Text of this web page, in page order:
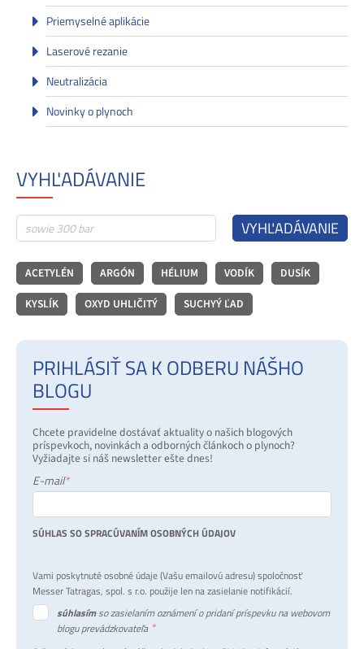
Priemyselné aplikácie
Laserové rezanie
Neutralizácia
Novinky o plynoch
VYHĽADÁVANIE
VYHĽADÁVANIE
ACETYLÉN ARGÓN HÉLIUM VODÍK
DUSÍK
KYSLÍK
OXYD UHLIČITÝ SUCHYÝ ĽAD
PRIHLÁSIŤ SA K ODBERU NÁŠHO
BLOGU
Chcete pravidelne dostávať aktuality o našich blogových
príspevkoch, novinkách a odborných článkoch o plynoch?
Vyžiadajte si náš newsletter ešte dnes!
E-mail*
SÚHLAS SO SPRACÚVANÍM OSOBNÝCH ÚDAJOV
Vami poskytnuté osobné údaje (Vašu emailovú adresu) spoločnosť
Messer Tatragas, spol. s r.o. použije len na zasielanie notifikácií.
súhlasímso zasielaním oznámení o pridaní príspevku na webovom
blogu prevádzkovateľa *